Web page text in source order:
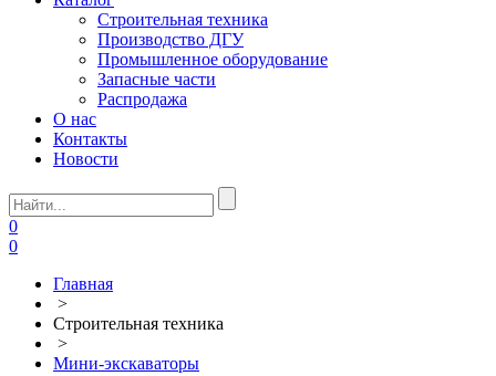
Строительная техника
Производство ДГУ
Промышленное оборудование
Запасные части
Распродажа
О нас
Контакты
Новости
0
0
Главная
>
Строительная техника
>
Мини-экскаваторы